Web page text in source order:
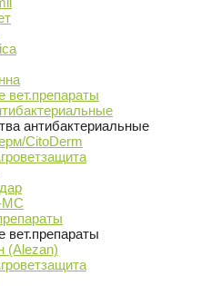
вет.препараты
антибактериальные
CitoDerm
МС
вет.препараты
(Alezan)